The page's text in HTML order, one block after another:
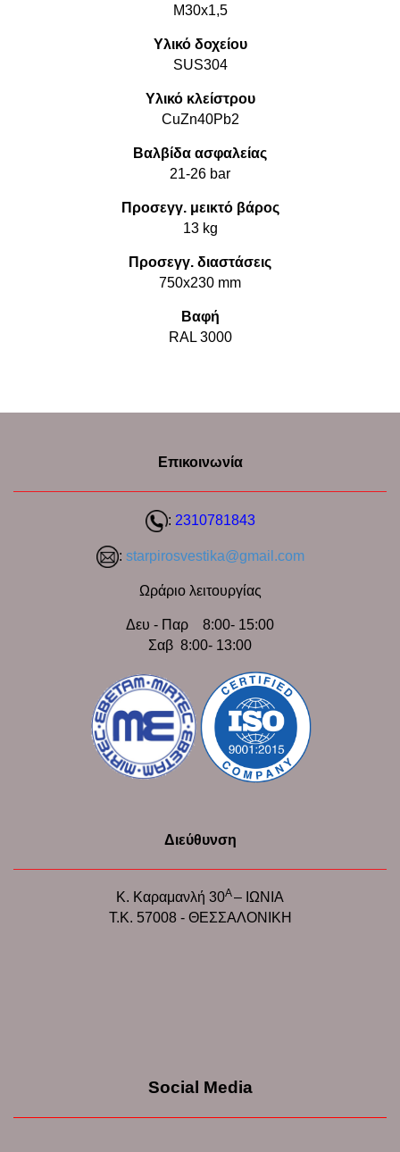
M30x1,5
Υλικό δοχείου
SUS304
Υλικό κλείστρου
CuZn40Pb2
Βαλβίδα ασφαλείας
21-26 bar
Προσεγγ. μεικτό βάρος
13 kg
Προσεγγ. διαστάσεις
750x230 mm
Βαφή
RAL 3000
Επικοινωνία
: 2310781843
: starpirosvestika@gmail.com
Ωράριο λειτουργίας
Δευ - Παρ 8:00- 15:00
Σαβ 8:00- 13:00
Διεύθυνση
Κ. Καραμανλή 30Α– ΙΩΝΙΑ
Τ.Κ. 57008 - ΘΕΣΣΑΛΟΝΙΚΗ
Social Media